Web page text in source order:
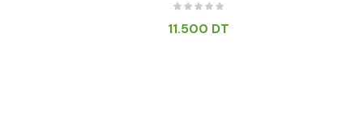
11.500 DT